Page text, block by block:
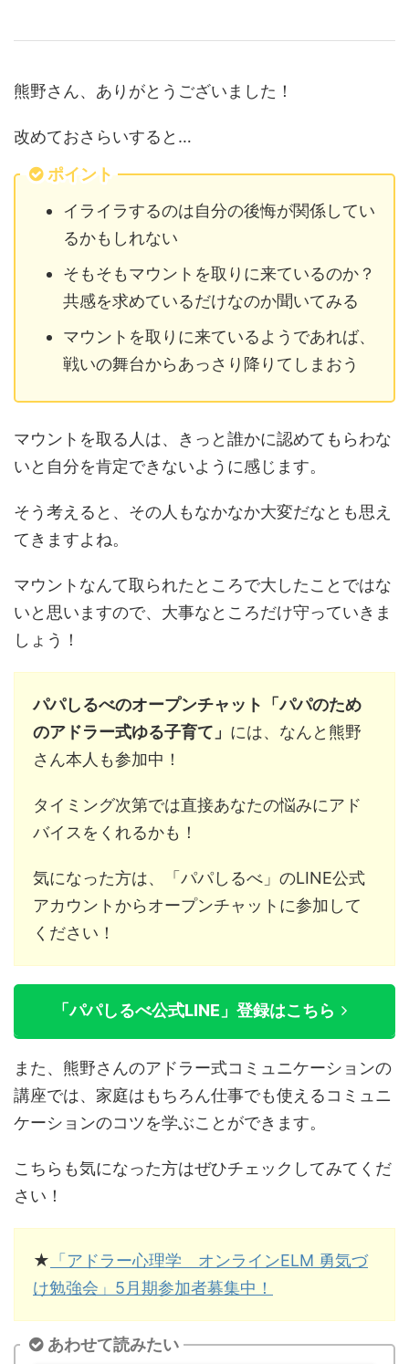
熊野さん、ありがとうございました！
改めておさらいすると…
ポイント
イライラするのは自分の後悔が関係してい
るかもしれない
そもそもマウントを取りに来ているのか？
共感を求めているだけなのか聞いてみる
マウントを取りに来ているようであれば、
戦いの舞台からあっさり降りてしまおう
マウントを取る人は、きっと誰かに認めてもらわな
いと自分を肯定できないように感じます。
そう考えると、その人もなかなか大変だなとも思え
てきますよね。
マウントなんて取られたところで大したことではな
いと思いますので、大事なところだけ守っていきま
しょう！
パパしるべのオープンチャット「パパのため
のアドラー式ゆる子育て」 には、なんと熊野
さん本人も参加中！
タイミング次第では直接あなたの悩みにアド
バイスをくれるかも！
気になった方は、「パパしるべ」のLINE公式
アカウントからオープンチャットに参加して
ください！
「パパしるべ公式LINE」登録はこちら
また、熊野さんのアドラー式コミュニケーションの
講座では、家庭はもちろん仕事でも使えるコミュニ
ケーションのコツを学ぶことができます。
こちらも気になった方はぜひチェックしてみてくだ
さい！
★ 「アドラー心理学 オンラインELM 勇気づ
け勉強会」5月期参加者募集中！
あわせて読みたい